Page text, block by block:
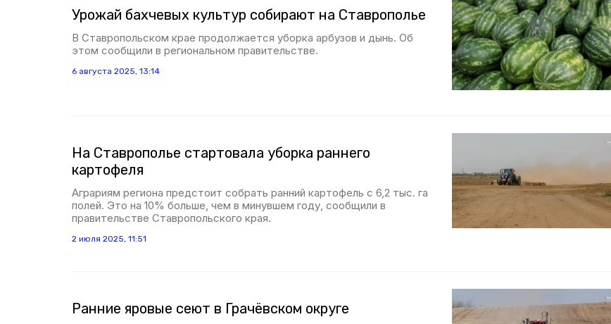
Урожай бахчевых культур собирают на Ставрополье
В Ставропольском крае продолжается уборка арбузов и дынь. Об
этом сообщили в региональном правительстве.
6 августа 2025, 13:14
На Ставрополье стартовала уборка раннего
картофеля
Аграриям региона предстоит собрать ранний картофель с 6,2 тыс. га
полей. Это на 10% больше, чем в минувшем году, сообщили в
правительстве Ставропольского края.
2 июля 2025, 11:51
Ранние яровые сеют в Грачёвском округе